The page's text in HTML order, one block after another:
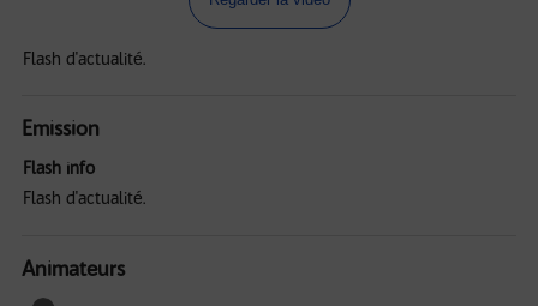
Flash d'actualité.
Emission
Flash info
Flash d'actualité.
Animateurs